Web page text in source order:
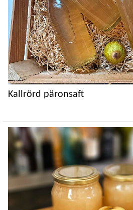
Kallrörd päronsaft